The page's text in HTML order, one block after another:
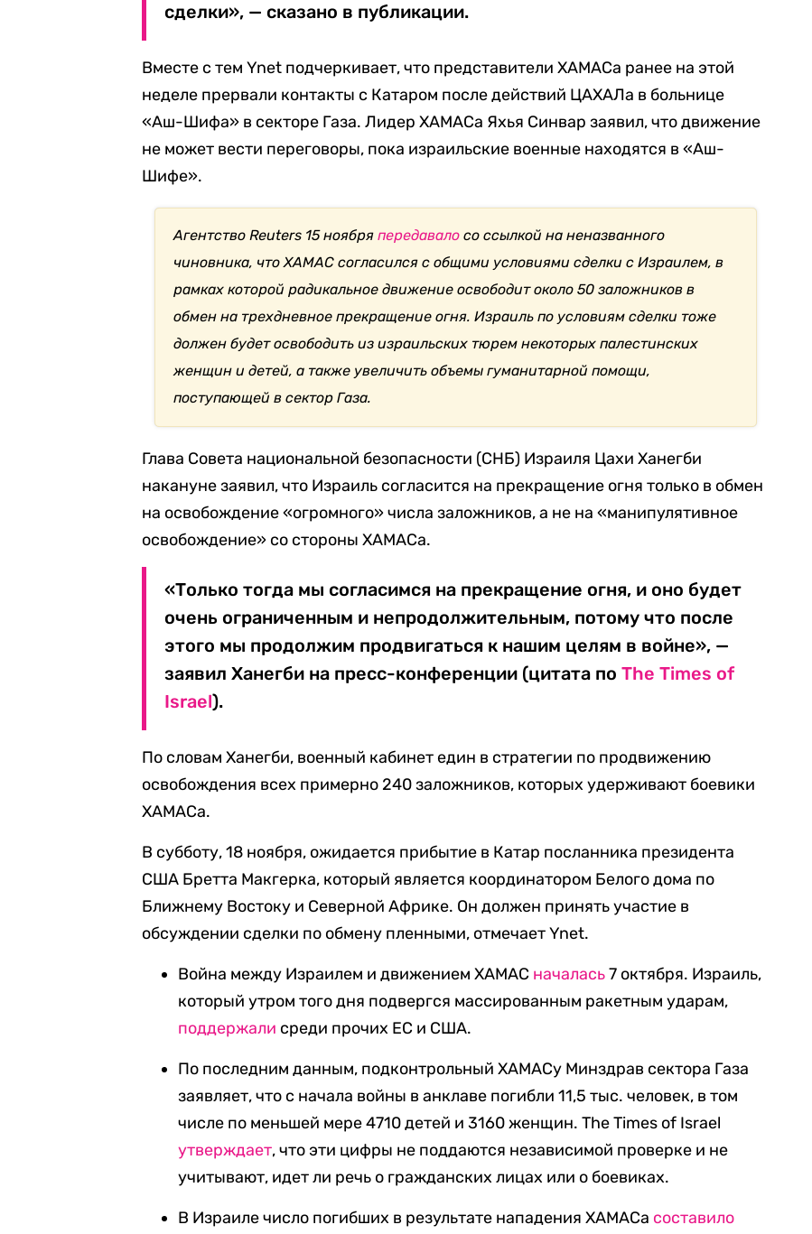
сделки», — сказано в публикации.
Вместе с тем Ynet подчеркивает, что представители ХАМАСа ранее на этой
неделе прервали контакты с Катаром после действий ЦАХАЛа в больнице
«Аш-Шифа» в секторе Газа. Лидер ХАМАСа Яхья Синвар заявил, что движение
не может вести переговоры, пока израильские военные находятся в «Аш-
Шифе».
Агентство Reuters 15 ноябряпередавало со ссылкой на неназванного
чиновника, что ХАМАС согласился с общими условиями сделки с Израилем, в
рамках которой радикальное движение освободит около 50 заложников в
обмен на трехдневное прекращение огня. Израиль по условиям сделки тоже
должен будет освободить из израильских тюрем некоторых палестинских
женщин и детей, а также увеличить объемы гуманитарной помощи,
поступающей в сектор Газа.
Глава Совета национальной безопасности (СНБ) Израиля Цахи Ханегби
накануне заявил, что Израиль согласится на прекращение огня только в обмен
на освобождение «огромного» числа заложников, а не на «манипулятивное
освобождение» со стороны ХАМАСа.
«Только тогда мы согласимся на прекращение огня, и оно будет
очень ограниченным и непродолжительным, потому что после
этого мы продолжим продвигаться к нашим целям в войне», —
заявил Ханегби на пресс-конференции (цитата поThe Times of
Israel).
По словам Ханегби, военный кабинет един в стратегии по продвижению
освобождения всех примерно 240 заложников, которых удерживают боевики
ХАМАСа.
В субботу, 18 ноября, ожидается прибытие в Катар посланника президента
США Бретта Макгерка, который является координатором Белого дома по
Ближнему Востоку и Северной Африке. Он должен принять участие в
обсуждении сделки по обмену пленными, отмечает Ynet.
Война между Израилем и движением ХАМАС началась7 октября. Израиль,
который утром того дня подвергся массированным ракетным ударам,
поддержали среди прочих ЕС и США.
По последним данным, подконтрольный ХАМАСу Минздрав сектора Газа
заявляет, что с начала войны в анклаве погибли 11,5 тыс. человек, в том
числе по меньшей мере 4710 детей и 3160 женщин. The Times of Israel
утверждает, что эти цифры не поддаются независимой проверке и не
учитывают, идет ли речь о гражданских лицах или о боевиках.
В Израиле число погибших в результате нападения ХАМАСа составило